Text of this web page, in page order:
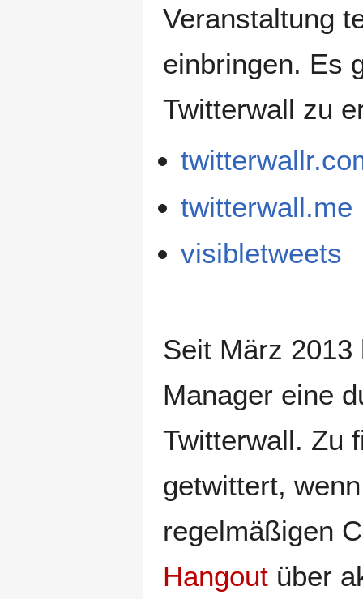
Veranstaltung
einbringen. Es
Twitterwall zu
twitterwall.me
visibletweets
Seit März 2013
Manager eine
Twitterwall. Zu
getwittert,
regelmäßigen
Hangout über